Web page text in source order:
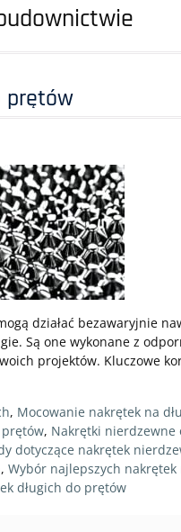
prętów
działać bezawaryjnie
Są one wykonane z
projektów. Kluczowe
, Mocowanie nakrętek na
, Nakrętki nierdzewne
dotyczące nakrętek
, Wybór najlepszych
długich do prętów